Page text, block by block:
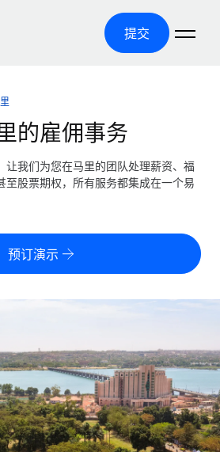
提交
扩张
理
造的全球敏捷型人力资源与薪资解决方案
具
算器
算货币选项与结算速度
的雇佣事务
让我们为您在马里的团队处理薪资、福
至股票期权，所有服务都集成在一个易
预订演示